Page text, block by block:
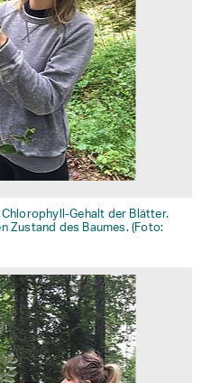
Gehalt der Blätter.
Zustand des Baumes. (Foto: